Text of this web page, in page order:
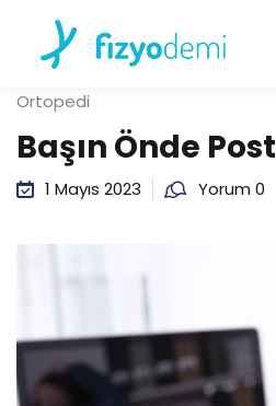
Ortopedi
Başın Önde
1 Mayıs 2023 Yorum 0
Giriş Yap
Hesabın yok
Beni hatırla